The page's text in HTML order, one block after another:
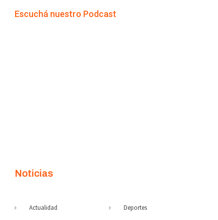
Escuchá nuestro Podcast
Noticias
Actualidad Deportes